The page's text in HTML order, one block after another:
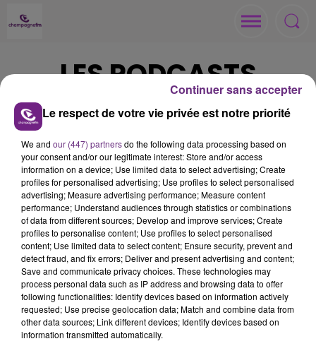
LES PODCASTS
Vos podcasts
ACCUEIL RADIO
ACTUS
MÉDIAS
JEUX ANNONCEURS
Contacts Règlements
Le respect de votre vie privée est notre priorité
We and our (447) partnersdo the following data processing based on
your consent and/or our legitimate interest: Store and/or access
information on a device; Use limited data to select advertising; Create
profiles for personalised advertising; Use profiles to select personalised
advertising; Measure advertising performance; Measure content
performance; Understand audiences through statistics or combinations
of data from different sources; Develop and improve services; Create
profiles to personalise content; Use profiles to select personalised
content; Use limited data to select content; Ensure security, prevent and
detect fraud, and fix errors; Deliver and present advertising and content;
Save and communicate privacy choices. These technologies may
process personal data such as IP address and browsing data to offer
following functionalities: Identify devices based on information actively
requested; Use precise geolocation data; Match and combine data from
other data sources; Link different devices; Identify devices based on
information transmitted automatically.
Continuer sans accepter